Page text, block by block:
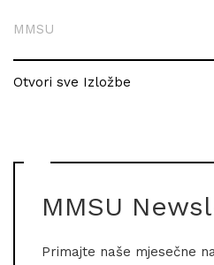
MMSU
Otvori sve Izložbe
MMSU
Primajte naše mjesečne